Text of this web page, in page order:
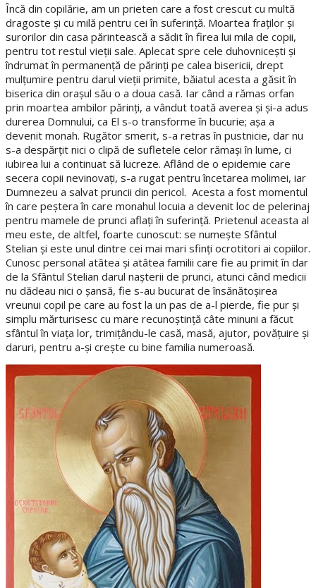
Încă din copilărie, am un prieten care a fost crescut cu multă
dragoste şi cu milă pentru cei în suferinţă. Moartea fraţilor şi
surorilor din casa părintească a sădit în firea lui mila de copii,
pentru tot restul vieţii sale. Aplecat spre cele duhovniceşti şi
îndrumat în permanenţă de părinţi pe calea bisericii, drept
mulţumire pentru darul vieţii primite, băiatul acesta a găsit în
biserica din oraşul său o a doua casă. Iar când a rămas orfan
prin moartea ambilor părinți, a vândut toată averea și și-a adus
durerea Domnului, ca El s-o transforme în bucurie; așa a
devenit monah. Rugător smerit, s-a retras în pustnicie, dar nu
s-a despărțit nici o clipă de sufletele celor rămași în lume, ci
iubirea lui a continuat să lucreze. Aflând de o epidemie care
secera copii nevinovați, s-a rugat pentru încetarea molimei, iar
Dumnezeu a salvat pruncii din pericol. Acesta a fost momentul
în care peștera în care monahul locuia a devenit loc de pelerinaj
pentru mamele de prunci aflați în suferință. Prietenul aceasta al
meu este, de altfel, foarte cunoscut: se numește Sfântul
Stelian și este unul dintre cei mai mari sfinți ocrotitori ai copiilor.
Cunosc personal atâtea și atâtea familii care fie au primit în dar
de la Sfântul Stelian darul nașterii de prunci, atunci când medicii
nu dădeau nici o șansă, fie s-au bucurat de însănătoșirea
vreunui copil pe care au fost la un pas de a-l pierde, fie pur și
simplu mărturisesc cu mare recunoștință câte minuni a făcut
sfântul în viața lor, trimițându-le casă, masă, ajutor, povățuire și
daruri, pentru a-și crește cu bine familia numeroasă.